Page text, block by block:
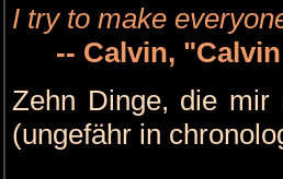
I try to make
-- Calvin,
Zehn Dinge, die mir
(ungefähr in